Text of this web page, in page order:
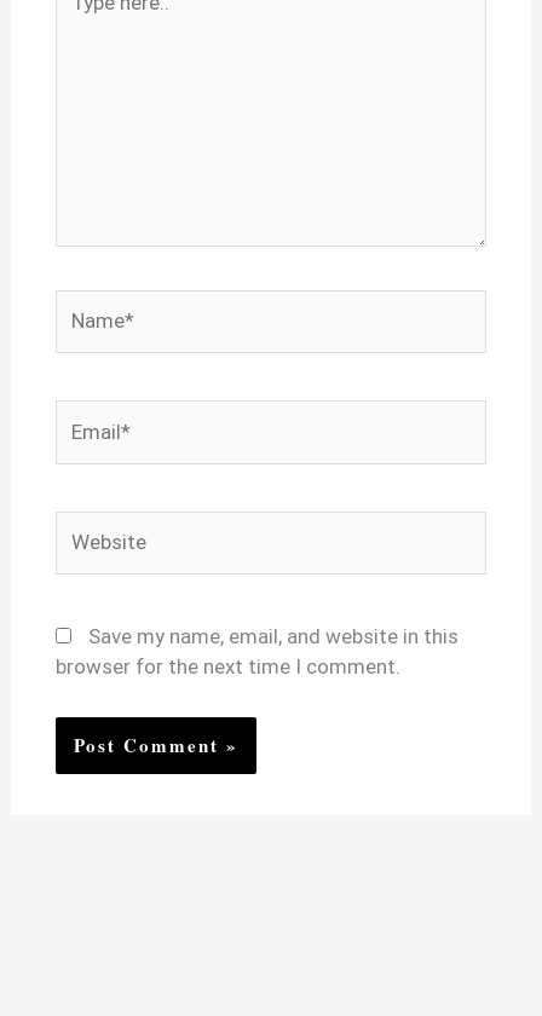
here..
Save my name, email, and website in this
browser for the next time I comment.